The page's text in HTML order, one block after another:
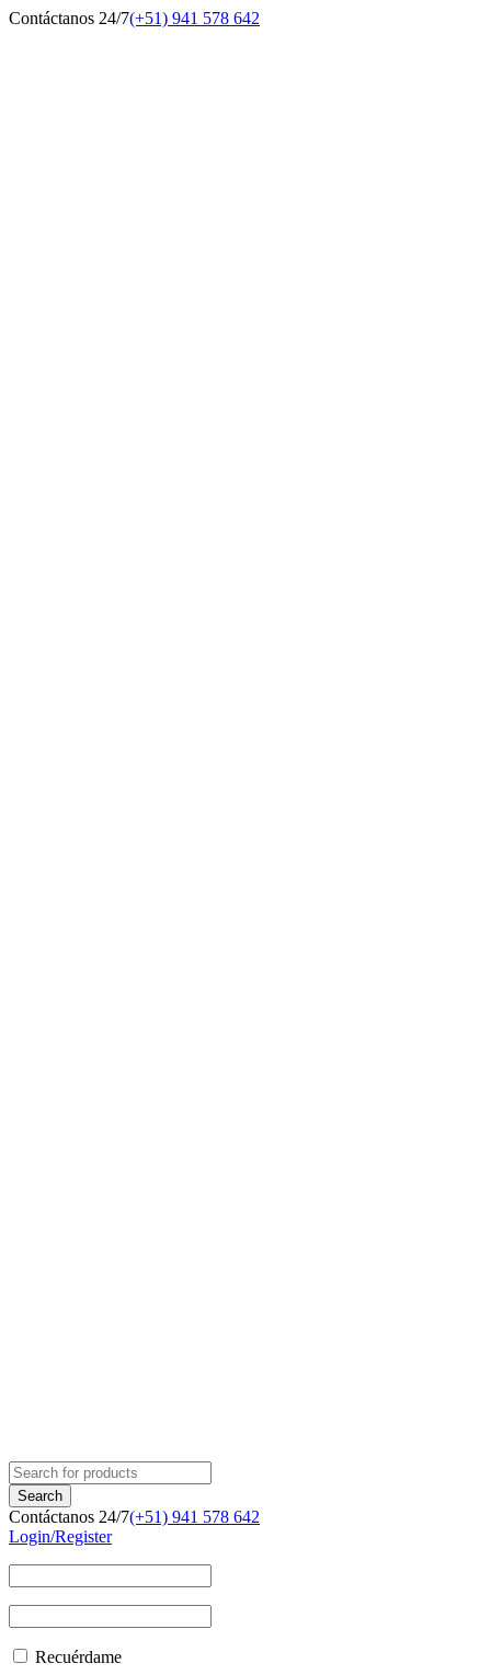
Contáctanos 24/7(+51) 941 578 642
Contáctanos 24/7(+51) 941 578 642
Login/Register
Recuérdame